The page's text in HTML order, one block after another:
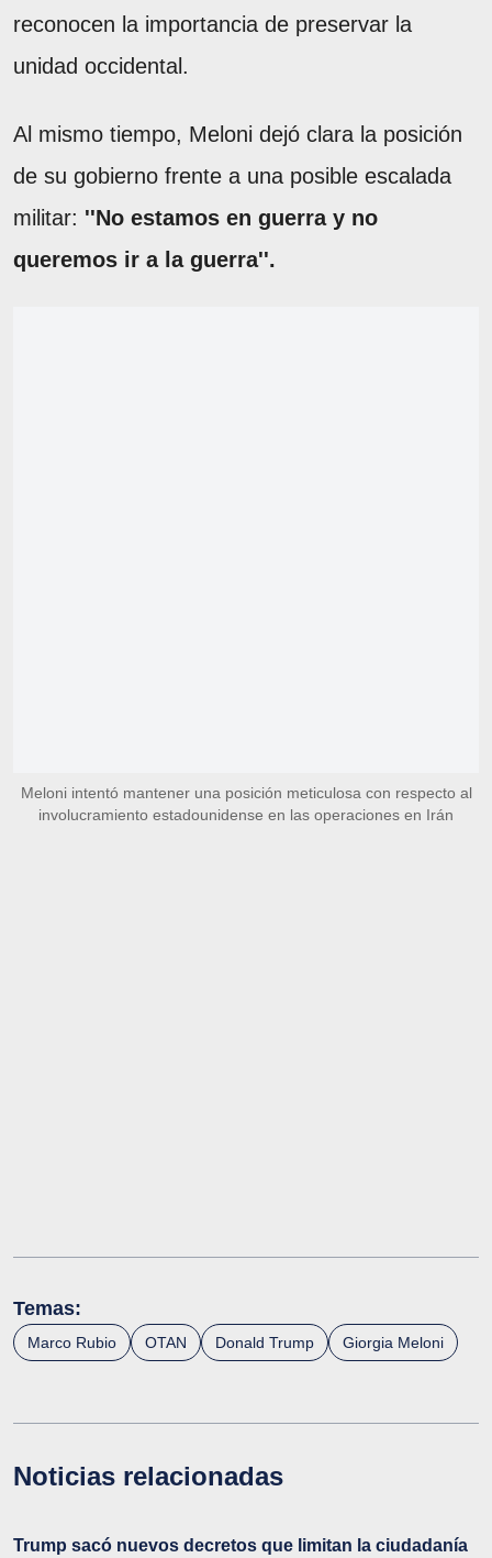
reconocen la importancia de preservar la
unidad occidental.
Al mismo tiempo, Meloni dejó clara la posición
de su gobierno frente a una posible escalada
militar: ''No estamos en guerra y no
queremos ir a la guerra''.
Meloni intentó mantener una posición meticulosa con respecto al
involucramiento estadounidense en las operaciones en Irán
Temas:
Marco Rubio OTAN Donald Trump Giorgia Meloni
Noticias relacionadas
Trump sacó nuevos decretos que limitan la ciudadanía